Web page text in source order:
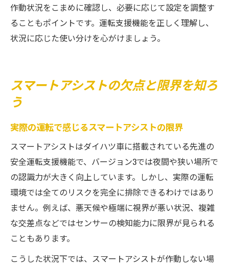
作動状況をこまめに確認し、必要に応じて設定を調整す
ることもポイントです。運転支援機能を正しく理解し、
状況に応じた使い分けを心がけましょう。
スマートアシストの欠点と限界を知ろ
う
実際の運転で感じるスマートアシストの限界
スマートアシストはダイハツ車に搭載されている先進の
安全運転支援機能で、バージョン3では夜間や狭い場所で
の認識力が大きく向上しています。しかし、実際の運転
環境では全てのリスクを完全に排除できるわけではあり
ません。例えば、悪天候や極端に視界が悪い状況、複雑
な交差点などではセンサーの検知能力に限界が見られる
こともあります。
こうした状況下では、スマートアシストが作動しない場